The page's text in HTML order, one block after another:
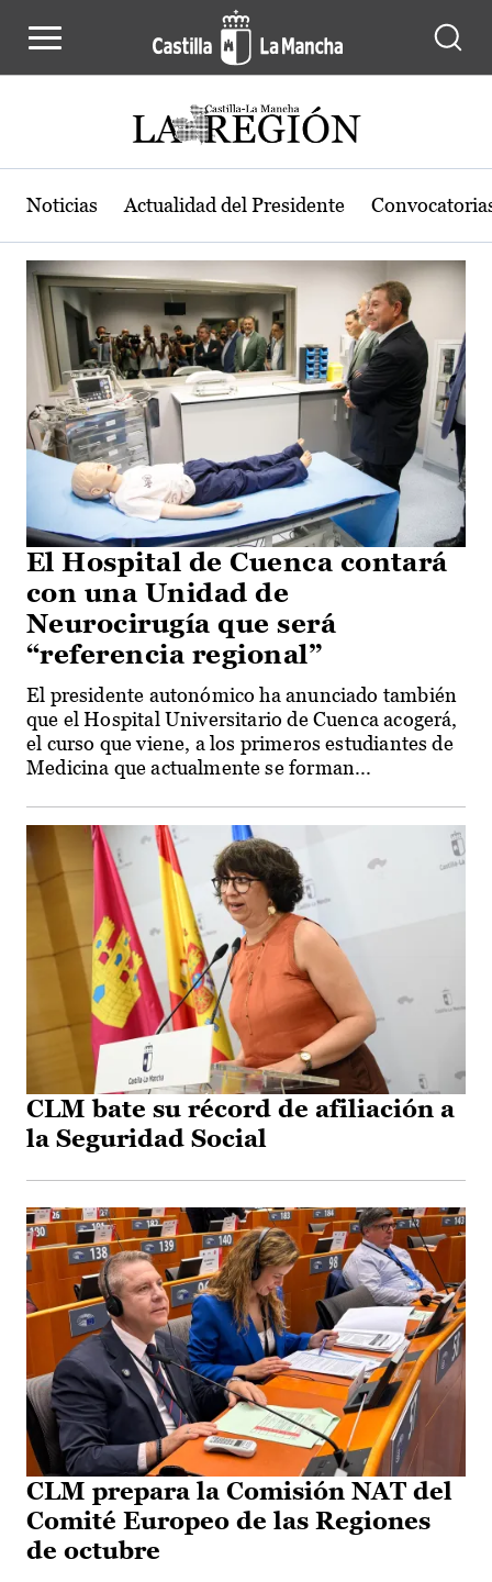
Actualidad de la región de Castilla-
Noticias Actualidad del Presidente
El Hospital de Cuenca contará
con una Unidad de
Neurocirugía que será
“referencia regional”
El presidente autonómico ha anunciado también
que el Hospital Universitario de Cuenca acogerá,
el curso que viene, a los primeros estudiantes de
Medicina que actualmente se forman...
CLM bate su récord de afiliación a
la Seguridad Social
CLM prepara la Comisión NAT del
Comité Europeo de las Regiones
de octubre